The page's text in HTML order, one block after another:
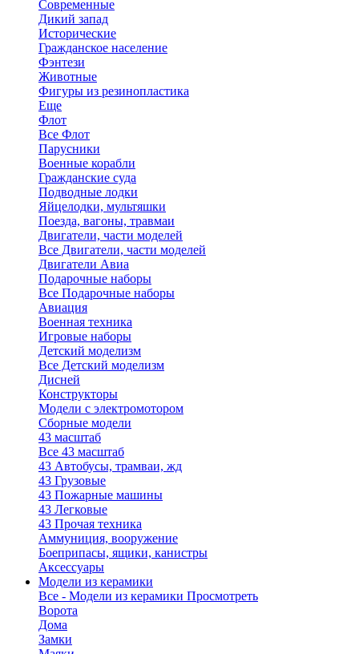
Современные
Дикий запад
Исторические
Гражданское население
Фэнтези
Животные
Фигуры из резинопластика
Еще
Флот
Все Флот
Парусники
Военные корабли
Гражданские суда
Подводные лодки
Яйцелодки, мультяшки
Поезда, вагоны, травмаи
Двигатели, части моделей
Все Двигатели, части моделей
Двигатели Авиа
Подарочные наборы
Все Подарочные наборы
Авиация
Военная техника
Игровые наборы
Детский моделизм
Все Детский моделизм
Дисней
Конструкторы
Модели с электромотором
Сборные модели
43 масштаб
Все 43 масштаб
43 Автобусы, трамваи, жд
43 Грузовые
43 Пожарные машины
43 Легковые
43 Прочая техника
Аммуниция, вооружение
Боеприпасы, ящики, канистры
Аксессуары
Модели из керамики
Все - Модели из керамики Просмотреть
Ворота
Дома
Замки